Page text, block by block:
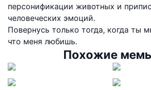
персонификации животных и
человеческих эмоций.
Повернусь только тогда, когда ты
что меня любишь.
Похожие